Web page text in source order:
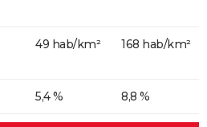
49 hab/km² 168 hab/km²
5,4 % 8,8 %